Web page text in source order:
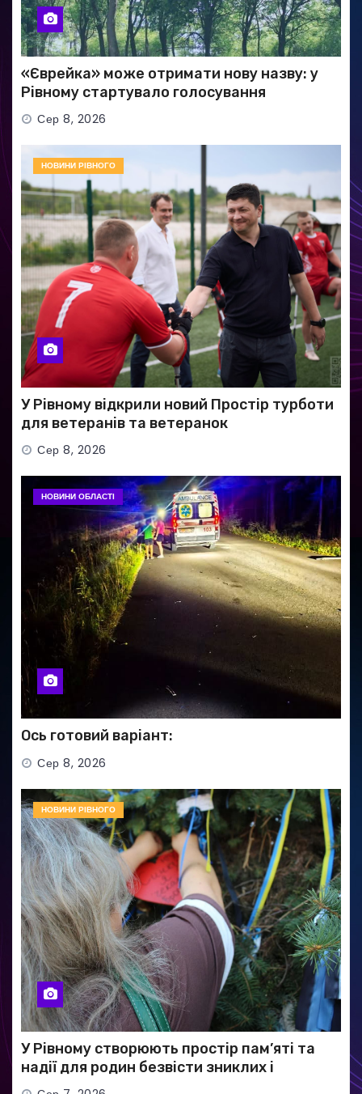
«Єврейка» може отримати нову назву: у
Рівному стартувало голосування
Сер 8, 2026
НОВИНИ РІВНОГО
У Рівному відкрили новий Простір турботи
для ветеранів та ветеранок
Сер 8, 2026
НОВИНИ ОБЛАСТІ
Ось готовий варіант:
Сер 8, 2026
НОВИНИ РІВНОГО
У Рівному створюють простір пам’яті та
надії для родин безвісти зниклих і
полонених військових